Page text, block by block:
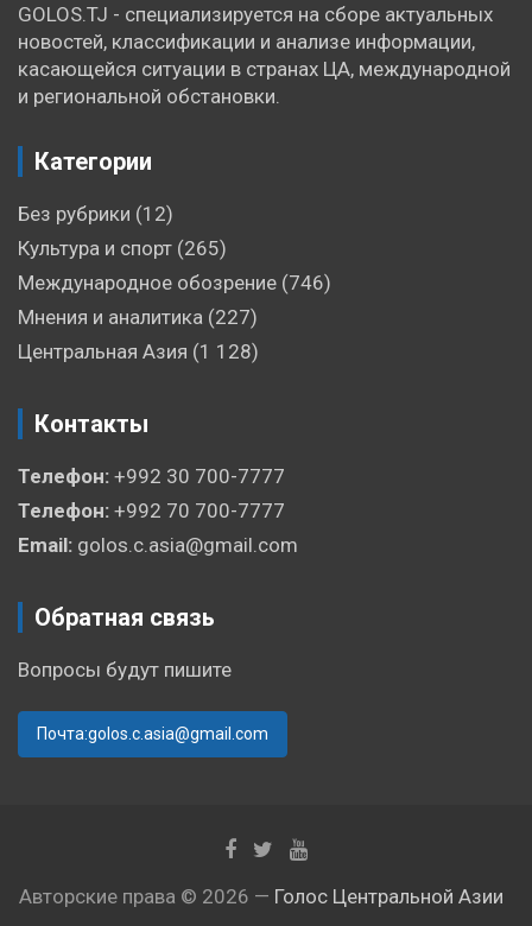
GOLOS.TJ - специализируется на сборе актуальных
новостей, классификации и анализе информации,
касающейся ситуации в странах ЦА, международной
и региональной обстановки.
Категории
Без рубрики (12)
Культура и спорт (265)
Международное обозрение (746)
Мнения и аналитика (227)
Центральная Азия (1 128)
Контакты
Телефон: +992 30 700-7777
Телефон: +992 70 700-7777
Email: golos.c.asia@gmail.com
Обратная связь
Вопросы будут пишите
Почта:golos.c.asia@gmail.com
Авторские права © 2026 — Голос Центральной Азии